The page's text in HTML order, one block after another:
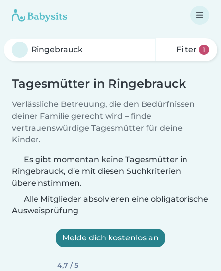
Filter 1
Tagesmütter in Ringebrauck
Verlässliche Betreuung, die den Bedürfnissen
deiner Familie gerecht wird – finde
vertrauenswürdige Tagesmütter für deine
Kinder.
Es gibt momentan keine Tagesmütter in
Ringebrauck, die mit diesen Suchkriterien
übereinstimmen.
Alle Mitglieder absolvieren eine obligatorische
Ausweisprüfung
Melde dich kostenlos an
4,7 / 5